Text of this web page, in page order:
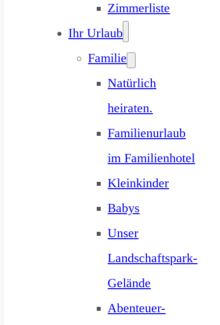
Zimmerliste
Ihr Urlaub
Familie
Natürlich
heiraten.
Familienurlaub
im Familienhotel
Kleinkinder
Babys
Unser
Landschaftspark-
Gelände
Abenteuer-